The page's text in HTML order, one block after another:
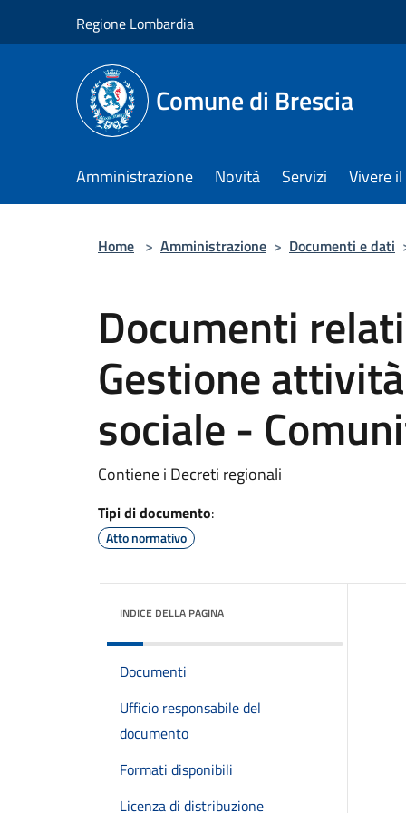
Regione Lombardia
Comune di Brescia
Amministrazione Novità Servizi Vivere
Home > Amministrazione > Documenti e dati
Documenti
Gestione
sociale -
Contiene i Decreti regionali
Tipi di documento:
Atto normativo
INDICE DELLA PAGINA
Documenti
Ufficio responsabile del
documento
Formati disponibili
Licenza di distribuzione